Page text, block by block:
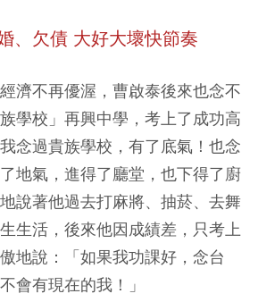
、欠債 大好大壞快節奏
濟不再優渥，曹啟泰後來也念不
學校」再興中學，考上了成功高
念過貴族學校，有了底氣！也念
地氣，進得了廳堂，也下得了廚
說著他過去打麻將、抽菸、去舞
生活，後來他因成績差，只考上
地說：「如果我功課好，念台
會有現在的我！」